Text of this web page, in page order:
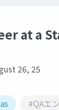
at a
26, 25
#QAエ